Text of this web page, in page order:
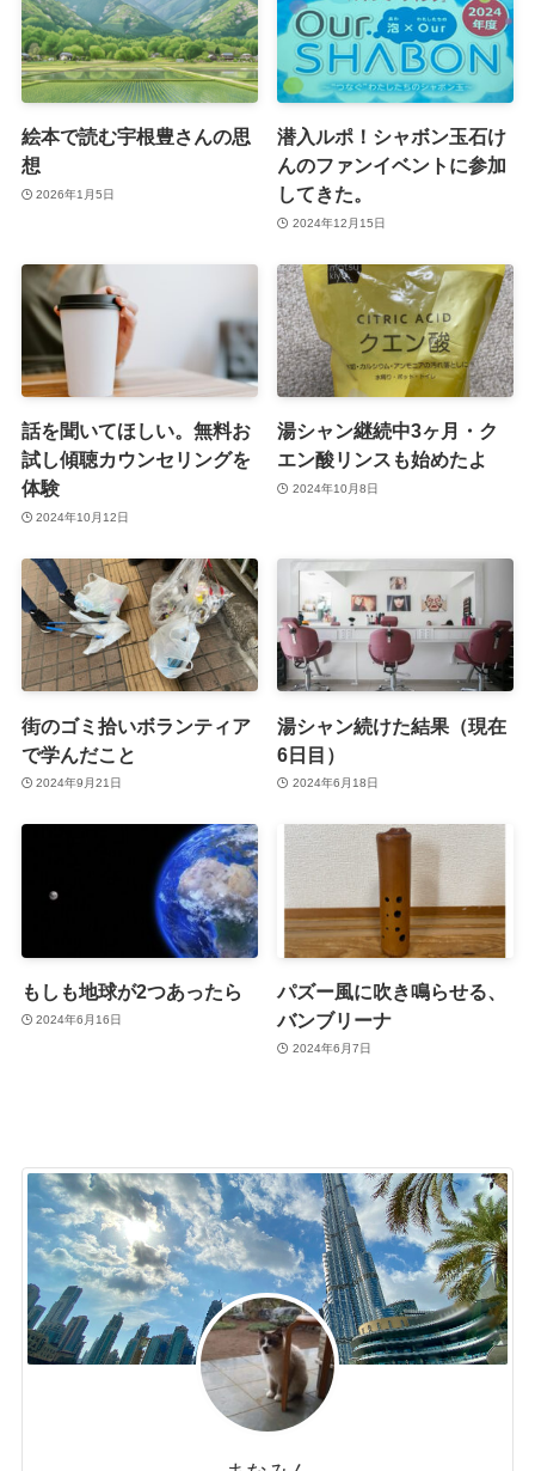
絵本で読む宇根豊さんの思
想
2026年1月5日
潜入ルポ！シャボン玉石け
んのファンイベントに参加
してきた。
2024年12月15日
話を聞いてほしい。無料お
試し傾聴カウンセリングを
体験
2024年10月12日
湯シャン継続中3ヶ月・ク
エン酸リンスも始めたよ
2024年10月8日
街のゴミ拾いボランティア
で学んだこと
2024年9月21日
湯シャン続けた結果（現在
6日目）
2024年6月18日
もしも地球が2つあったら
2024年6月16日
パズー風に吹き鳴らせる、
バンブリーナ
2024年6月7日